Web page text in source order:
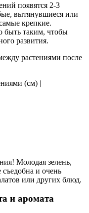
появятся 2-3
вытянувшиеся или
крепкие.
быть таким, чтобы
развития.
растениями после
(см) |
Молодая зелень,
и очень
или других блюд.
и аромата